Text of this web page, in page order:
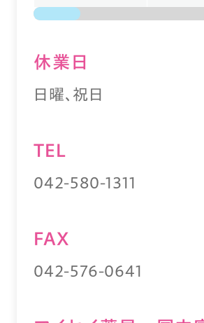
休業⽇
日曜、祝日
TEL
042-580-1311
FAX
042-576-0641